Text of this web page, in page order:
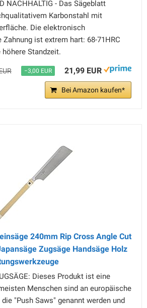
NACHHALTIG - Das Sägeblatt
Karbonstahl mit
Die elektronisch
ist extrem hart: 68-71HRC
Standzeit.
−3,00 EUR 21,99 EUR
Bei Amazon kaufen*
240mm Rip Cross Angle Cut
Zugsäge Handsäge Holz
Dieses Produkt ist eine
Menschen sind an europäische
"Push Saws" genannt werden und